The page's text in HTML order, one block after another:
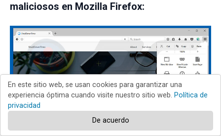
maliciosos en Mozilla Firefox:
En este sitio web, se usan cookies para garantizar una
experiencia óptima cuando visite nuestro sitio web. Política de
privacidad
De acuerdo